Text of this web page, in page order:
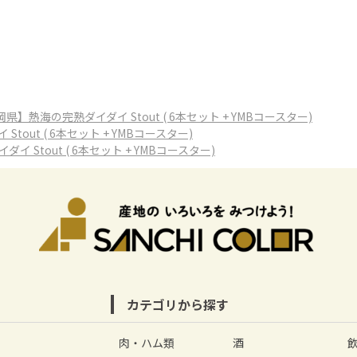
県】熱海の完熟ダイダイ Stout ( 6本セット + YMBコースター)
Stout ( 6本セット + YMBコースター)
ダイ Stout ( 6本セット + YMBコースター)
カテゴリから探す
肉・ハム類 酒